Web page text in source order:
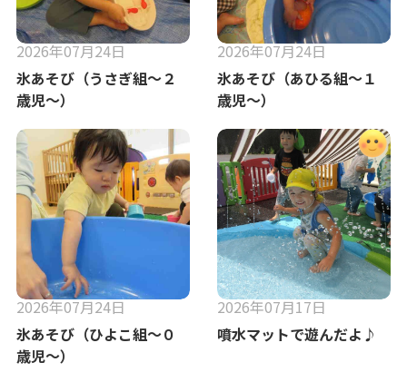
2026年07月24日
氷あそび（うさぎ組～２
歳児～）
2026年07月24日
氷あそび（あひる組～１
歳児～）
2026年07月24日
氷あそび（ひよこ組～０
歳児～）
2026年07月17日
噴水マットで遊んだよ♪